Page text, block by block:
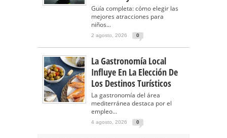
Guía completa: cómo elegir las
mejores atracciones para
niños...
2 agosto, 2026 0
La Gastronomía Local
Influye En La Elección De
Los Destinos Turísticos
La gastronomía del área
mediterránea destaca por el
empleo...
4 agosto, 2026 0